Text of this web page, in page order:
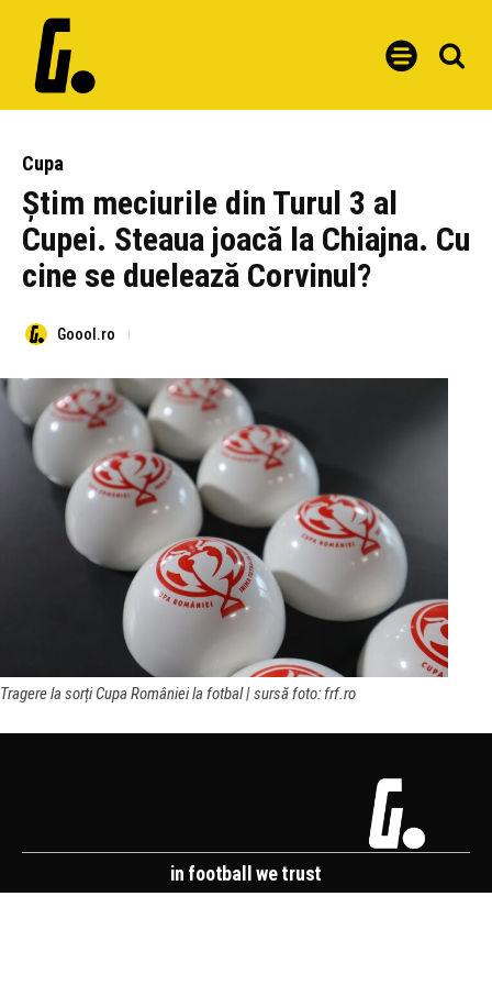
Cupa
Știm meciurile din Turul 3 al
Cupei. Steaua joacă la Chiajna. Cu
cine se duelează Corvinul?
Goool.ro
Tragere la sorți Cupa României la fotbal | sursă foto: frf.ro
in football we trust